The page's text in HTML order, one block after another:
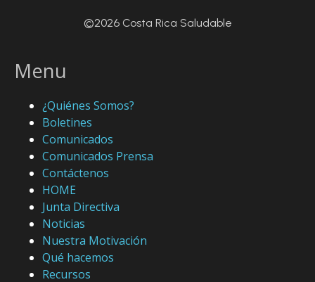
©2026 Costa Rica Saludable
Menu
¿Quiénes Somos?
Boletines
Comunicados
Comunicados Prensa
Contáctenos
HOME
Junta Directiva
Noticias
Nuestra Motivación
Qué hacemos
Recursos